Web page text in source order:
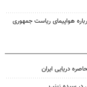
هواپیمای ریاست جمهوری
دریایی ایران